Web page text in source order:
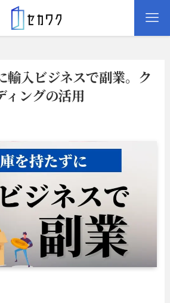
輸入ビジネスで副業。ク
ィングの活用